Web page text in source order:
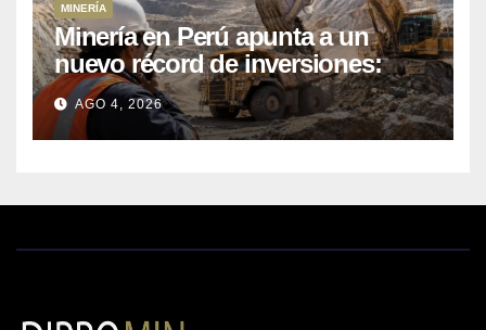
MINERÍA
Minería en Perú apunta a un
nuevo récord de inversiones:
crecen los petitorios y el FMI
insta a destrabar proyectos
AGO 4, 2026